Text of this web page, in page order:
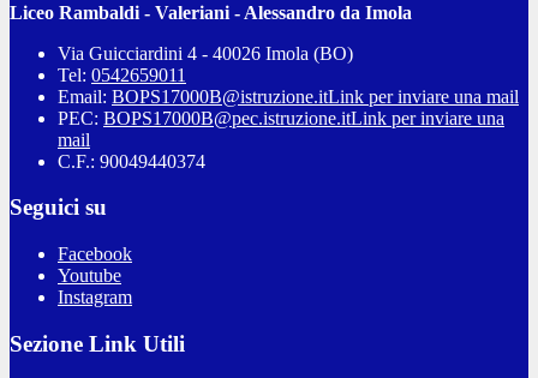
Liceo Rambaldi - Valeriani - Alessandro da Imola
Via Guicciardini 4 - 40026 Imola (BO)
Tel: 0542659011
Email: BOPS17000B@istruzione.itLink per inviare una mail
PEC: BOPS17000B@pec.istruzione.itLink per inviare una
mail
C.F.: 90049440374
Seguici su
Facebook
Youtube
Instagram
Sezione Link Utili